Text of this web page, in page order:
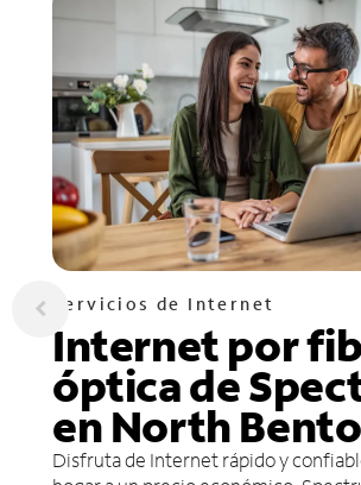
Servicios de Internet
Internet por
óptica de
en North
Disfruta de Internet rápido y